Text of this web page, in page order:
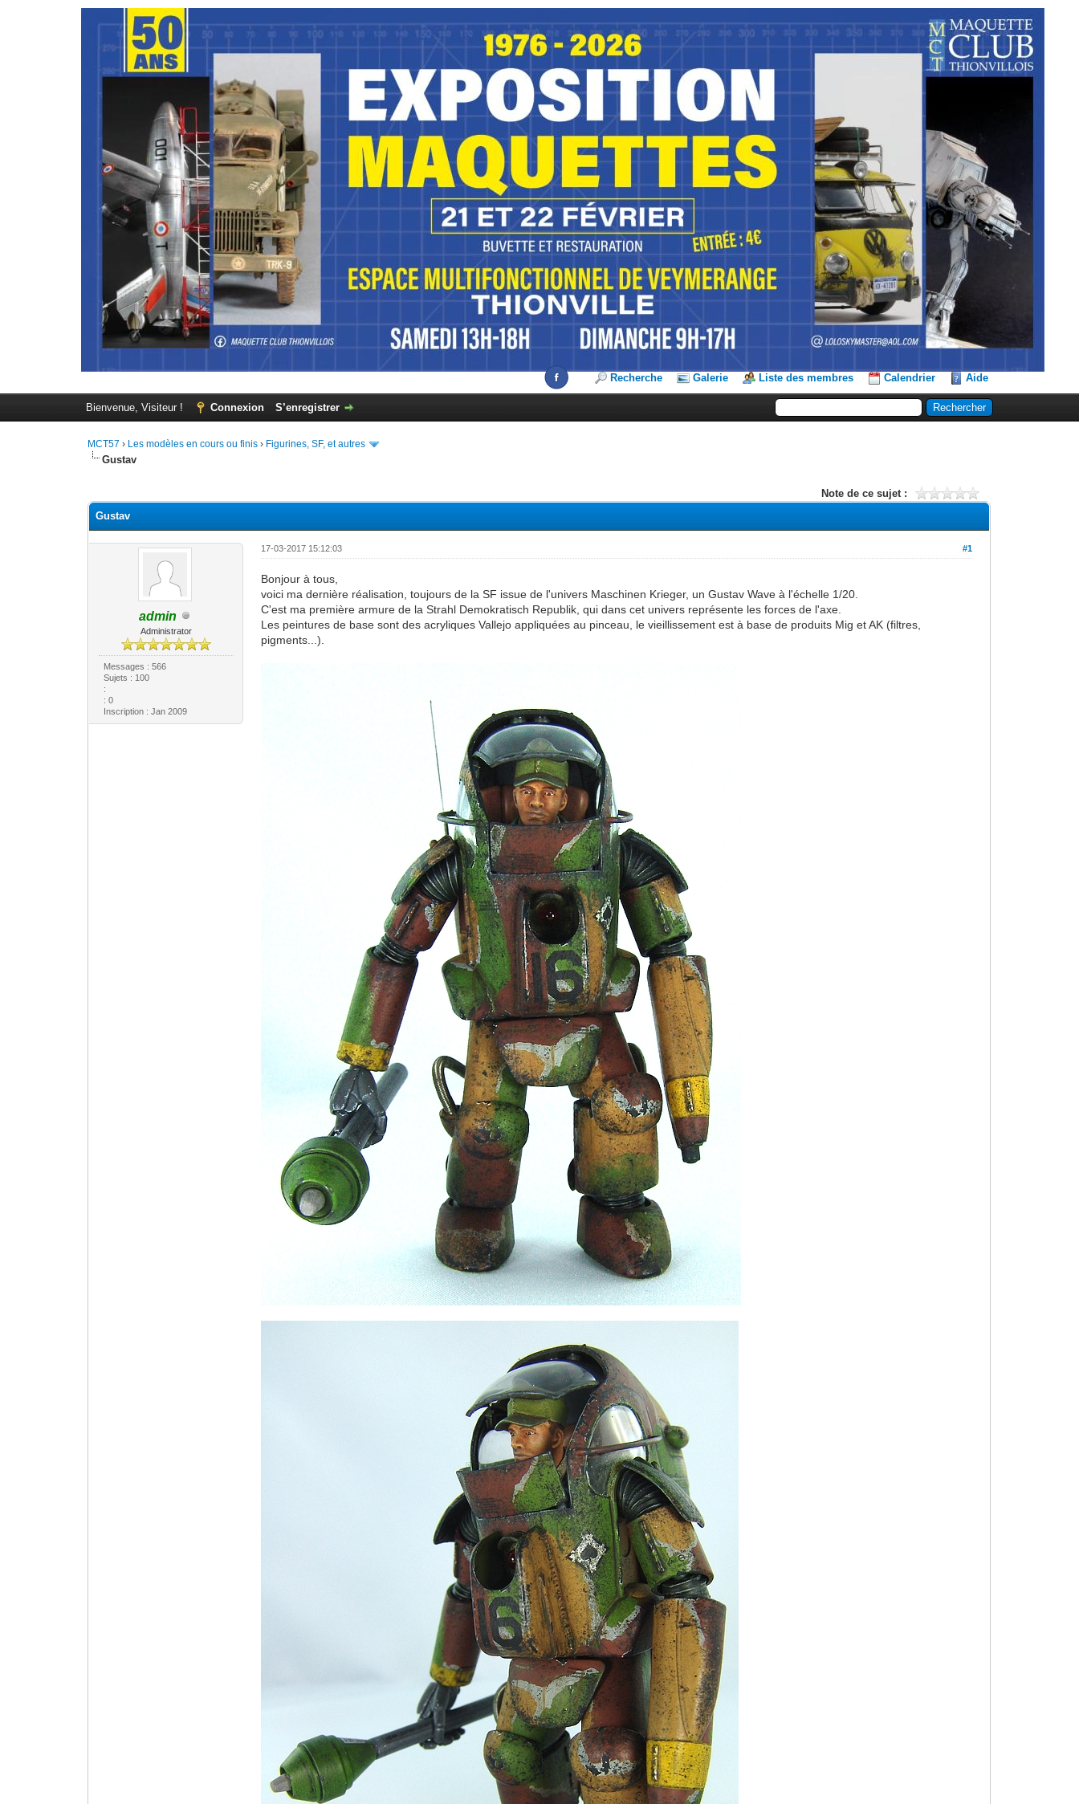
Recherche Galerie Liste des membres Calendrier Aide
Bienvenue, Visiteur ! Connexion S’enregistrer
MCT57 › Les modèles en cours ou finis › Figurines, SF, et autres
Gustav
Note de ce sujet :
Gustav
admin
Administrator
Messages : 566
Sujets : 100
:
: 0
Inscription : Jan 2009
#1
17-03-2017 15:12:03
Bonjour à tous,
voici ma dernière réalisation, toujours de la SF issue de l'univers Maschinen Krieger, un Gustav Wave à l'échelle 1/20.
C'est ma première armure de la Strahl Demokratisch Republik, qui dans cet univers représente les forces de l'axe.
Les peintures de base sont des acryliques Vallejo appliquées au pinceau, le vieillissement est à base de produits Mig et AK (filtres,
pigments...).